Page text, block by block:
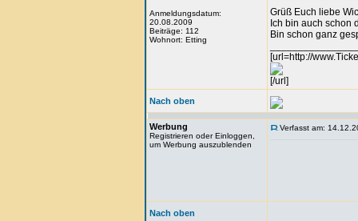
Anmeldungsdatum:
20.08.2009
Beiträge: 112
Wohnort: Etting
Grüß Euch liebe
Ich bin auch schon
Bin schon ganz
[url=http://
[/url]
Nach oben
Werbung
Registrieren oder Einloggen,
um Werbung auszublenden
Verfasst am:
Nach oben